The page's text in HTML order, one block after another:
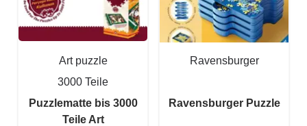
Art puzzle
3000 Teile
Puzzlematte bis 3000
Teile Art
Ravensburger
Ravensburger Puzzle